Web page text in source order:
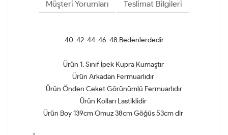
Müşteri Yorumları Teslimat Bilgileri
40-42-44-46-48 Bedenlerdedir
Ürün 1. Sınıf İpek Kupra Kumaştır
Ürün Arkadan Fermuarlıdır
Ürün Önden Ceket Görünümlü Fermuarlıdır
Ürün Kolları Lastiklidir
Ürün Boy 139cm Omuz 38cm Göğüs 53cm dir